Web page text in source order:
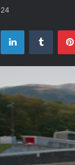
LinkedIn